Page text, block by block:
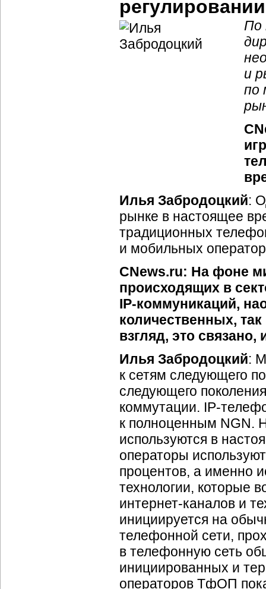
регулировании
По
и
по
Илья Забродоцкий:
рынке в настоящее
традиционных
и мобильных
CNews.ru: На фоне
происходящих в
IP-коммуникаций,
количественных,
взгляд, это связано,
Илья Забродоцкий:
к сетям следующего
следующего
коммутации. IP-
к полноценным NGN.
используются в
операторы
процентов, а именно
технологии, которые
интернет-каналов и
инициируется на
телефонной сети,
в телефонную сеть
инициированных и
операторов ТфОП